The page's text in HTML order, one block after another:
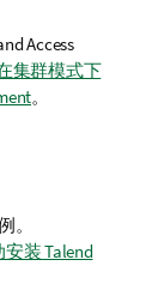
Access
集群模式下
。
。
装 Talend